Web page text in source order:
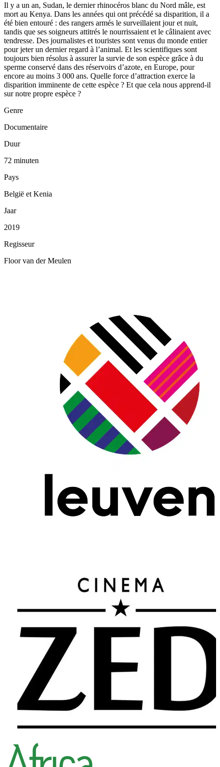
Il y a un an, Sudan, le dernier rhinocéros blanc du Nord mâle, est
mort au Kenya. Dans les années qui ont précédé sa disparition, il a
été bien entouré : des rangers armés le surveillaient jour et nuit,
tandis que ses soigneurs attitrés le nourrissaient et le câlinaient avec
tendresse. Des journalistes et touristes sont venus du monde entier
pour jeter un dernier regard à l’animal. Et les scientifiques sont
toujours bien résolus à assurer la survie de son espèce grâce à du
sperme conservé dans des réservoirs d’azote, en Europe, pour
encore au moins 3 000 ans. Quelle force d’attraction exerce la
disparition imminente de cette espèce ? Et que cela nous apprend-il
sur notre propre espèce ?
Genre
Documentaire
Duur
72 minuten
Pays
België et Kenia
Jaar
2019
Regisseur
Floor van der Meulen